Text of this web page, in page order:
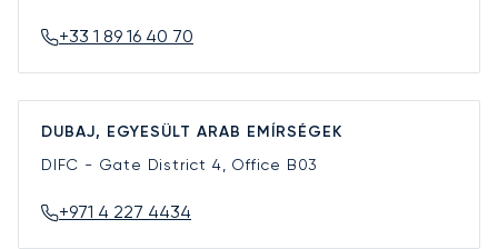
+33 1 89 16 40 70
DUBAJ, EGYESÜLT ARAB EMÍRSÉGEK
DIFC - Gate District 4, Office B03
+971 4 227 4434